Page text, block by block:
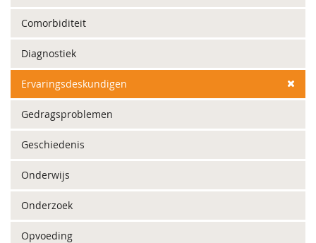
Comorbiditeit
Diagnostiek
Ervaringsdeskundigen
Gedragsproblemen
Geschiedenis
Onderwijs
Onderzoek
Opvoeding